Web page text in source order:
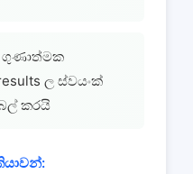
ගුණාත්මක
ල ස්වයංක්
කරයි